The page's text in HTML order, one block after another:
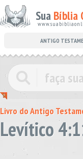
Sua Bíblia
ANTIGO
Livro do Antigo
Levítico